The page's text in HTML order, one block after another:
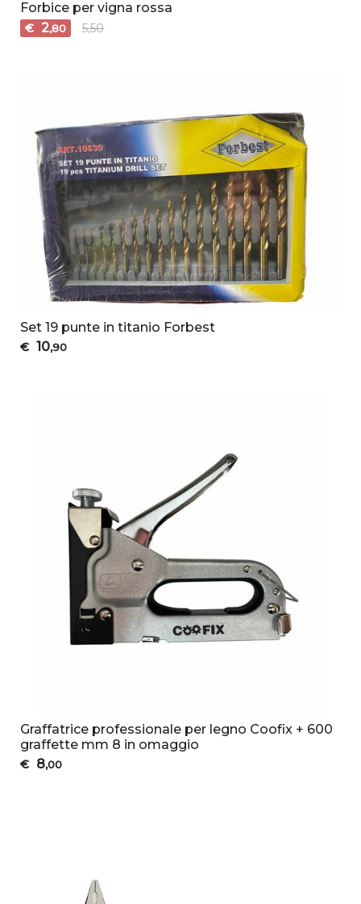
Forbice per vigna rossa
€ 2,80 5,50
Set 19 punte in titanio Forbest
€ 10,90
Graffatrice professionale per legno Coofix + 600
graffette mm 8 in omaggio
€ 8,00